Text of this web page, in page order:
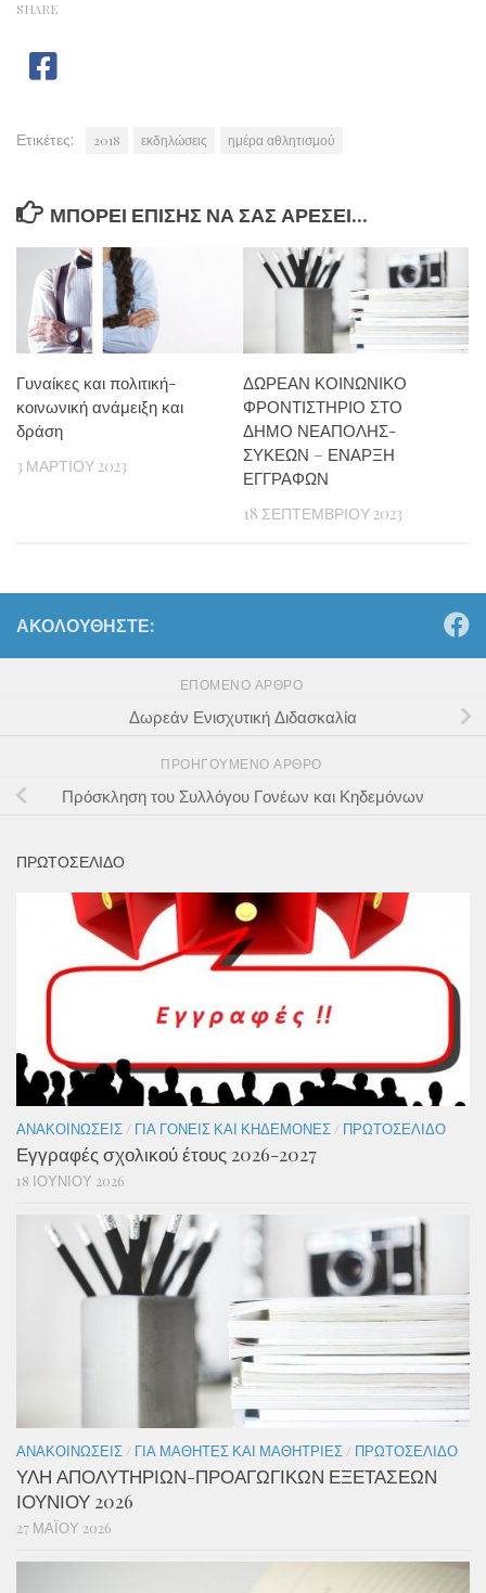
SHARE
Ετικέτες: 2018 εκδηλώσεις ημέρα αθλητισμού
ΜΠΟΡΕΊ ΕΠΊΣΗΣ ΝΑ ΣΑΣ ΑΡΈΣΕΙ...
Γυναίκες και πολιτική-
κοινωνική ανάμειξη και
δράση
3 ΜΑΡΤΊΟΥ 2023
ΔΩΡΕΑΝ ΚΟΙΝΩΝΙΚΟ
ΦΡΟΝΤΙΣΤΗΡΙΟ ΣΤΟ
ΔΗΜΟ ΝΕΑΠΟΛΗΣ-
ΣΥΚΕΩΝ – ΕΝΑΡΞΗ
ΕΓΓΡΑΦΩΝ
18 ΣΕΠΤΕΜΒΡΊΟΥ 2023
ΑΚΟΛΟΥΘΉΣΤΕ:
ΕΠΌΜΕΝΟ ΆΡΘΡΟ
Δωρεάν Ενισχυτική Διδασκαλία
ΠΡΟΗΓΟΎΜΕΝΟ ΆΡΘΡΟ
Πρόσκληση του Συλλόγου Γονέων και Κηδεμόνων
ΠΡΩΤΟΣΕΛΙΔΟ
ΑΝΑΚΟΙΝΏΣΕΙΣ / ΓΙΑ ΓΟΝΕΊΣ ΚΑΙ ΚΗΔΕΜΌΝΕΣ / ΠΡΩΤΟΣΈΛΙΔΟ
Εγγραφές σχολικού έτους 2026-2027
18 ΙΟΥΝΊΟΥ 2026
ΑΝΑΚΟΙΝΏΣΕΙΣ / ΓΙΑ ΜΑΘΗΤΈΣ ΚΑΙ ΜΑΘΉΤΡΙΕΣ / ΠΡΩΤΟΣΈΛΙΔΟ
ΥΛΗ ΑΠΟΛΥΤΗΡΙΩΝ-ΠΡΟΑΓΩΓΙΚΩΝ ΕΞΕΤΑΣΕΩΝ
ΙΟΥΝΙΟΥ 2026
27 ΜΑΪ́ΟΥ 2026